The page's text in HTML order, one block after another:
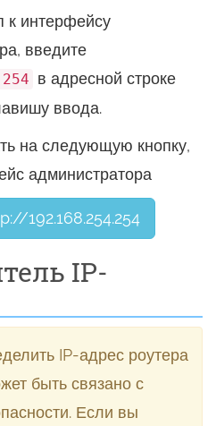
к интерфейсу
введите
в адресной строке
ввода.
на следующую кнопку,
администратора
192.168.254.254
IP-
IP-адрес роутера
быть связано с
Если вы